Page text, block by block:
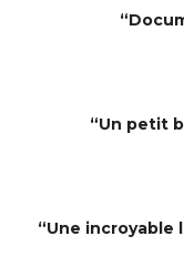
“Un petit
“Une incroyable